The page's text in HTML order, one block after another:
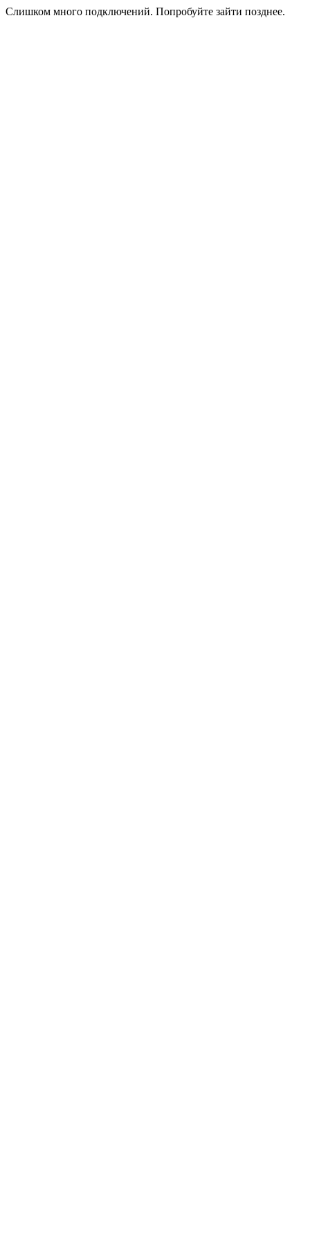
Слишком много подключений. Попробуйте зайти позднее.